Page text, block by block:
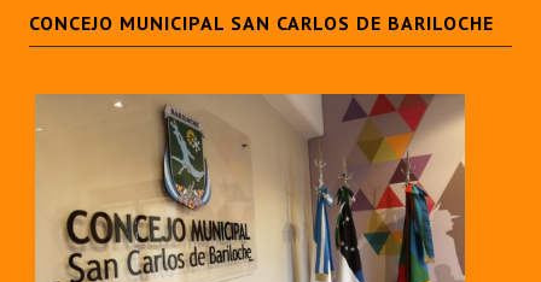
CONCEJO MUNICIPAL SAN CARLOS DE BARILOCHE